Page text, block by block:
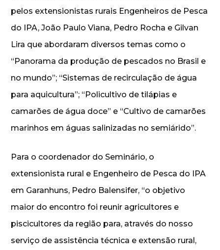
pelos extensionistas rurais Engenheiros de Pesca
do IPA, João Paulo Viana, Pedro Rocha e Gilvan
Lira que abordaram diversos temas como o
“Panorama da produção de pescados no Brasil e
no mundo”; “Sistemas de recirculação de água
para aquicultura”; “Policultivo de tilápias e
camarões de água doce” e “Cultivo de camarões
marinhos em águas salinizadas no semiárido”.
Para o coordenador do Seminário, o
extensionista rural e Engenheiro de Pesca do IPA
em Garanhuns, Pedro Balensifer, “o objetivo
maior do encontro foi reunir agricultores e
piscicultores da região para, através do nosso
serviço de assistência técnica e extensão rural,